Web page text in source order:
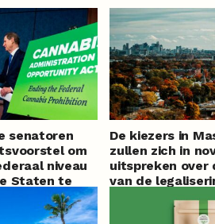
senatoren
om
niveau
Staten te
leven in
De kiezers in
zullen zich in
uitspreken over
van de